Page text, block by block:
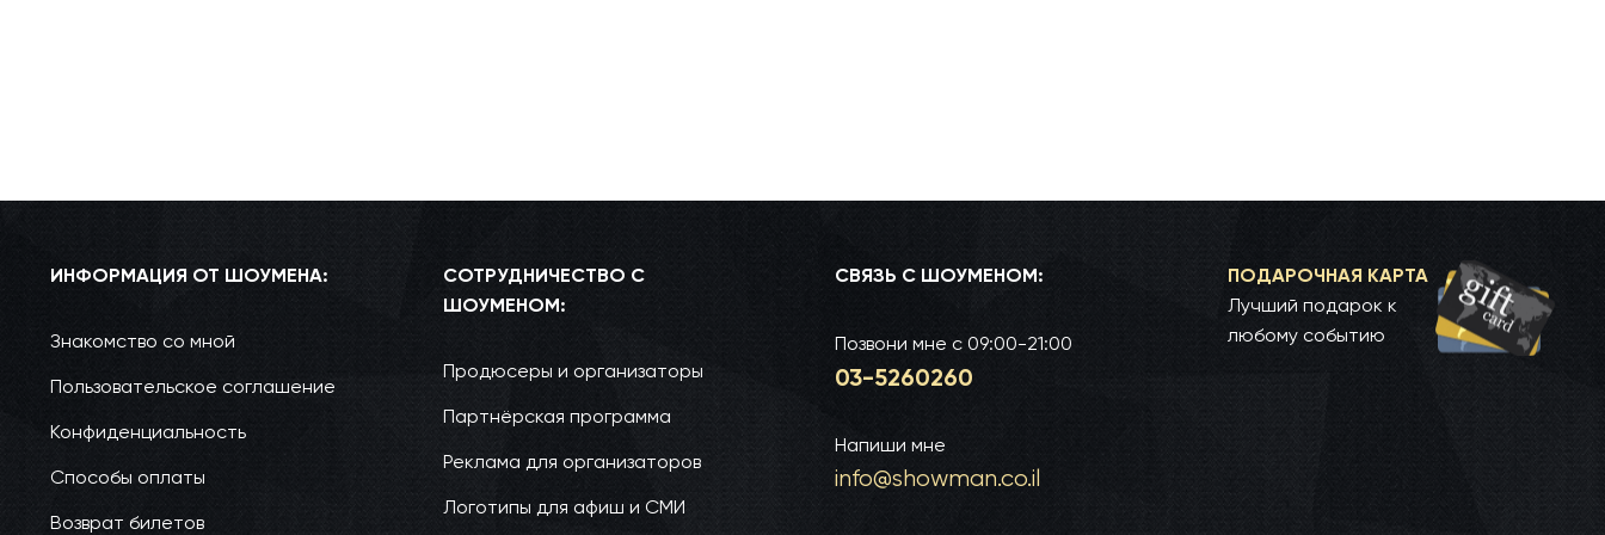
ИНФОРМАЦИЯ ОТ ШОУМЕНА:
Знакомство со мной
Пользовательское соглашение
Конфиденциальность
Способы оплаты
Возврат билетов
СОТРУДНИЧЕСТВО С
ШОУМЕНОМ:
Продюсеры и организаторы
Партнёрская программа
Реклама для организаторов
Логотипы для афиш и СМИ
СВЯЗЬ С ШОУМЕНОМ:
Позвони мне с 09:00-21:00
03-52­60­260
Напиши мне
info@show­man.co.il
ПОДАРОЧНАЯ КАРТА
Лучший подарок к
любому событию